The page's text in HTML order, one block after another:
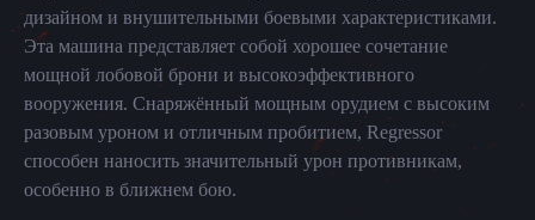
дизайном и внушительными боевыми характеристиками.
Эта машина представляет собой хорошее сочетание
мощной лобовой брони и высокоэффективного
вооружения. Снаряжённый мощным орудием с высоким
разовым уроном и отличным пробитием, Regressor
способен наносить значительный урон противникам,
особенно в ближнем бою.